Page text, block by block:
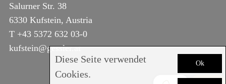
Ok
Diese Seite verwendet
Cookies.
Salurner Str. 38
6330 Kufstein, Austria
T +43 5372 632 03-0
kufstein@gessler.at